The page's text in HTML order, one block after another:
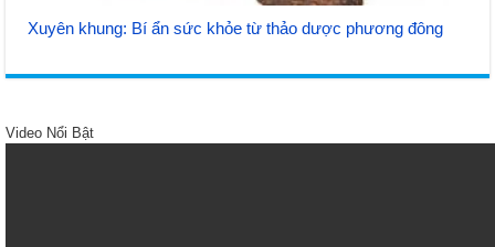
Xuyên khung: Bí ẩn sức khỏe từ thảo dược phương đông
Video Nổi Bật